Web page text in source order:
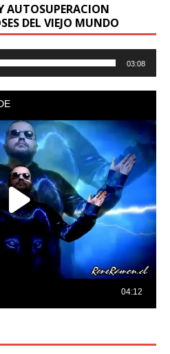
AUTOSUPERACION
DEL VIEJO MUNDO
03:08